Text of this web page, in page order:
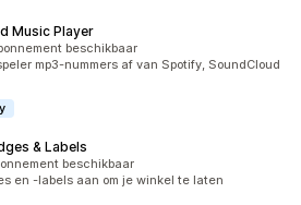
Music Player
beschikbaar
mp3-nummers af van Spotify, SoundCloud
& Labels
beschikbaar
en -labels aan om je winkel te laten